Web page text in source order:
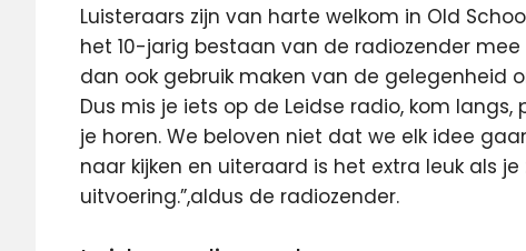
Luisteraars zijn van harte welkom in Old
het 10-jarig bestaan van de radiozender mee
dan ook gebruik maken van de
Dus mis je iets op de Leidse radio, kom
je horen. We beloven niet dat we elk idee
naar kijken en uiteraard is het extra leuk als
uitvoering.”,aldus de radiozender.